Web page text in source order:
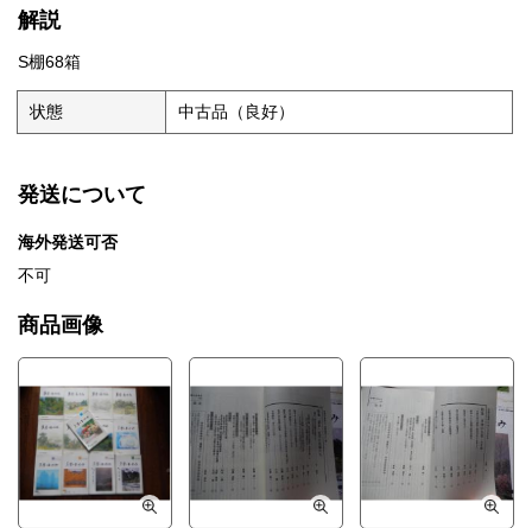
解説
S棚68箱
状態 中古品（良好）
発送について
海外発送可否
不可
商品画像